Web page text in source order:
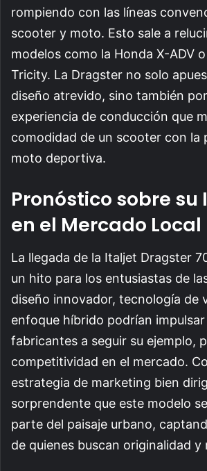
rompiendo con las líneas
scooter y moto. Esto sale a
modelos como la Honda X-ADV
Tricity. La Dragster no solo
diseño atrevido, sino también
experiencia de conducción que
comodidad de un scooter con la
moto deportiva.
Pronóstico sobre
en el Mercado Local
La llegada de la Italjet Dragster
un hito para los entusiastas de
diseño innovador, tecnología de
enfoque híbrido podrían
fabricantes a seguir su ejemplo,
competitividad en el mercado.
estrategia de marketing bien
sorprendente que este modelo
parte del paisaje urbano,
de quienes buscan originalidad y